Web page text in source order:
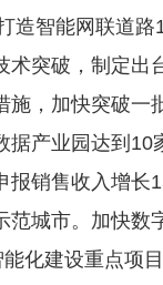
造智能网联道路
术突破，制定出
施，加快突破一
据产业园达到10
报销售收入增长
范城市。加快数
化建设重点项